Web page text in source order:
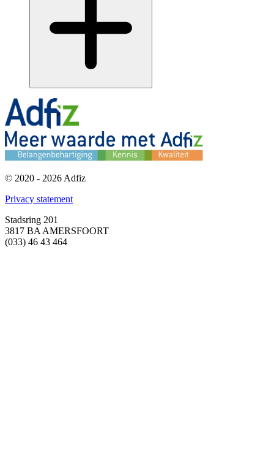
© 2020 - 2026 Adfiz
Privacy statement
Stadsring 201
3817 BA AMERSFOORT
(033) 46 43 464